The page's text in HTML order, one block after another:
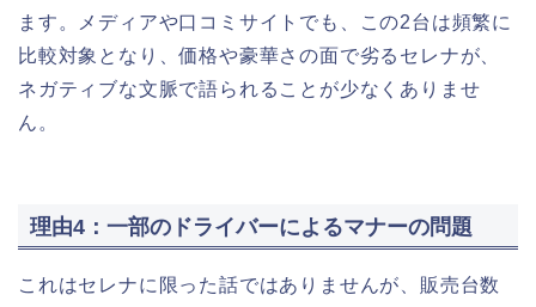
ます。メディアや口コミサイトでも、この2台は頻繁に
比較対象となり、価格や豪華さの面で劣るセレナが、
ネガティブな文脈で語られることが少なくありませ
ん。
理由4：一部のドライバーによるマナーの問題
これはセレナに限った話ではありませんが、販売台数